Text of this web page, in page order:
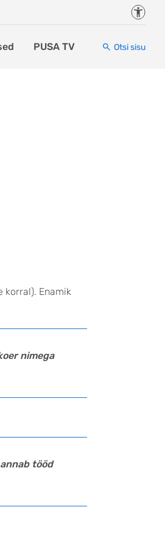
PUSA TV Otsi sisu
korral). Enamik
nimega
tööd